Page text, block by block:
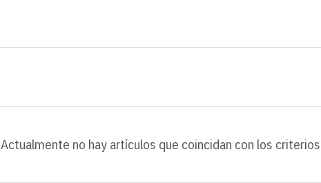
Actualmente no hay artículos que coincidan con los